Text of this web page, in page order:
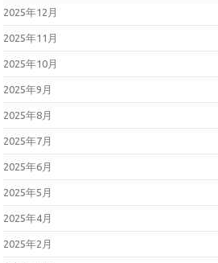
2025年12月
2025年11月
2025年10月
2025年9月
2025年8月
2025年7月
2025年6月
2025年5月
2025年4月
2025年2月